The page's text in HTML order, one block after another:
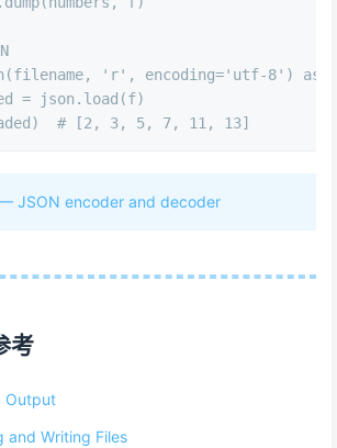
(filename, 'r' , encoding='utf-8' ) as
= json.load(f)
# [2, 3, 5, 7, 11, 13]
JSON encoder and decoder
考
Output
and Writing Files